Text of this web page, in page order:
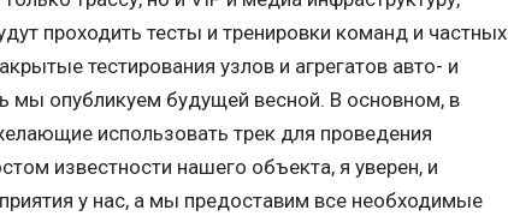
проходить тесты и тренировки команд и частных
тестирования узлов и агрегатов авто- и
мы опубликуем будущей весной. В основном, в
использовать трек для проведения
известности нашего объекта, я уверен, и
у нас, а мы предоставим все необходимые